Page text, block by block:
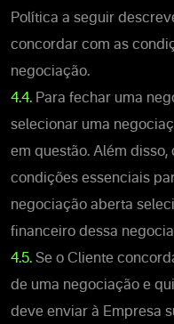
Política a seguir
concordar com as
negociação.
4.4. Para fechar uma
selecionar uma
em questão. Além
condições essenciais
negociação aberta
financeiro dessa
4.5. Se o Cliente
de uma negociação e
deve enviar à Empresa